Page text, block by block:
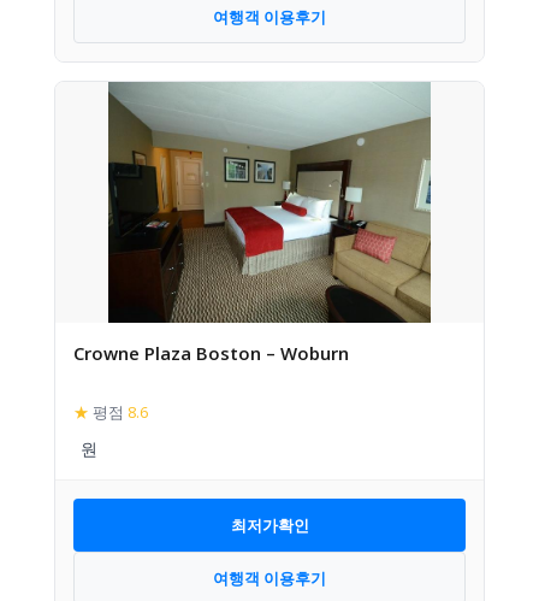
여행객 이용후기
Crowne Plaza Boston – Woburn
★ 평점 8.6
최저가확인
여행객 이용후기